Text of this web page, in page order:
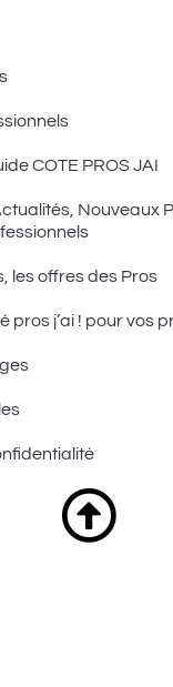
COTE PROS JAI
Nouveaux
les offres des Pros
pros j’ai ! pour vos